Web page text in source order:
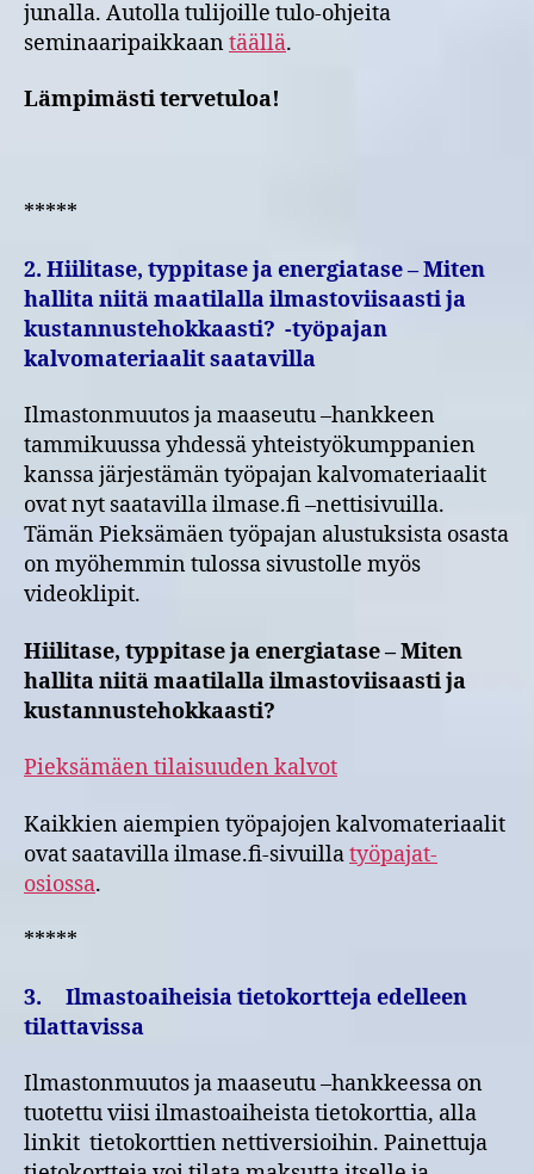
junalla. Autolla tulijoille tulo-ohjeita
seminaaripaikkaantäällä.
Lämpimästi tervetuloa!
*****
2. Hiilitase, typpitase ja energiatase – Miten
hallita niitä maatilalla ilmastoviisaasti ja
kustannustehokkaasti? -työpajan
kalvomateriaalit saatavilla
Ilmastonmuutos ja maaseutu –hankkeen
tammikuussa yhdessä yhteistyökumppanien
kanssa järjestämän työpajan kalvomateriaalit
ovat nyt saatavilla ilmase.fi –nettisivuilla.
Tämän Pieksämäen työpajan alustuksista osasta
on myöhemmin tulossa sivustolle myös
videoklipit.
Hiilitase, typpitase ja energiatase – Miten
hallita niitä maatilalla ilmastoviisaasti ja
kustannustehokkaasti?
Pieksämäen tilaisuuden kalvot
Kaikkien aiempien työpajojen kalvomateriaalit
ovat saatavilla ilmase.fi-sivuillatyöpajat-
osiossa.
*****
3.
Ilmastoaiheisia tietokortteja edelleen
tilattavissa
Ilmastonmuutos ja maaseutu –hankkeessa on
tuotettu viisi ilmastoaiheista tietokorttia, alla
linkit tietokorttien nettiversioihin. Painettuja